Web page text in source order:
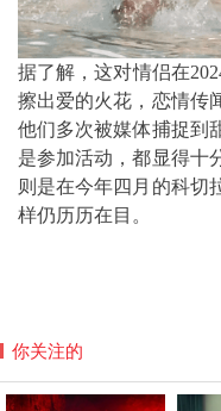
据了解，这对情侣在
擦出爱的火花，恋情传
他们多次被媒体捕捉到
是参加活动，都显得十
则是在今年四月的科切
样仍历历在目。
你关注的